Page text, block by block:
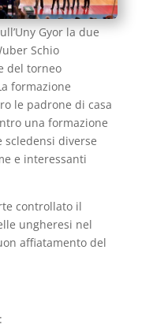
Gyor la due
Schio
del torneo
formazione
le padrone di casa
una formazione
scledensi diverse
e interessanti
controllato il
ungheresi nel
affiatamento del